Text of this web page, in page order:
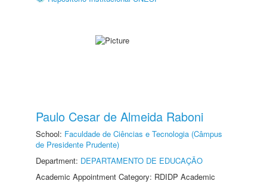
Paulo Cesar de Almeida Raboni
School: Faculdade de Ciências e Tecnologia (Câmpus
de Presidente Prudente)
Department: DEPARTAMENTO DE EDUCAÇÃO
Academic Appointment Category: RDIDP Academic